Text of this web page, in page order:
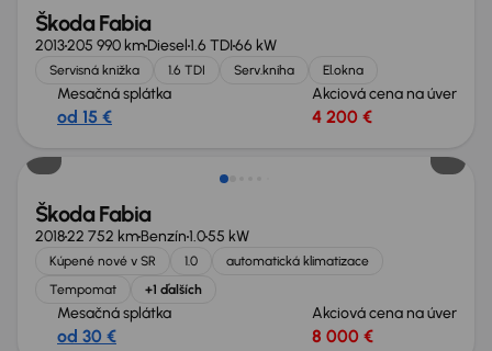
Škoda Fabia
2013205 990 kmDiesel1.6 TDI66 kW
Servisná knižka 1.6 TDI Serv.kniha El.okna
Mesačná splátka
od 15 €
Akciová cena na úver
4 200 €
Škoda Fabia
201822 752 kmBenzín1.055 kW
Kúpené nové v SR 1.0
automatická klimatizace
Tempomat
+1 ďalších
Mesačná splátka
od 30 €
Akciová cena na úver
8 000 €